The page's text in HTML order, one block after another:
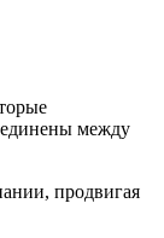
между
продвигая